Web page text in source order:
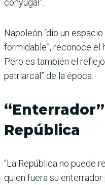
conyugal”.
Napoleón “dio un
formidable”, reconoce el
Pero es también el
patriarcal” de la época.
República
“La República no puede
quien fuera su